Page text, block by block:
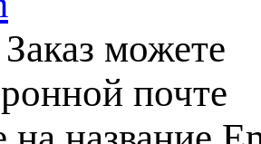
можете
почте